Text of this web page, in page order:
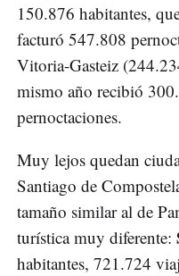
150.876 habitantes,
facturó 547.808
Vitoria-Gasteiz
mismo año recibió
pernoctaciones.
Muy lejos quedan
Santiago de
tamaño similar al de
turística muy diferente:
habitantes, 721.724